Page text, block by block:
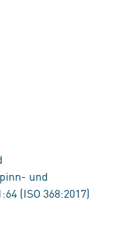
und
(ISO 368:2017)